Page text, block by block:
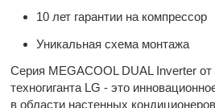
10 лет гарантии на компрессор
Уникальная схема монтажа
Серия MEGACOOL DUAL Inverter от
техногиганта LG - это
в области настенных